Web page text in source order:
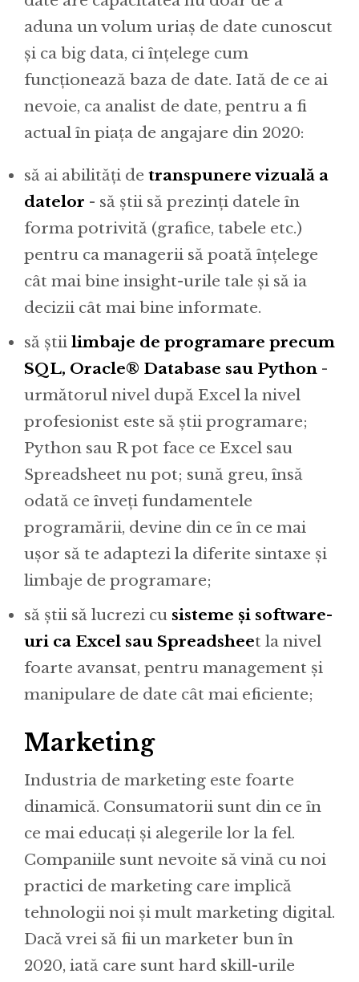
aduna un volum uriaș de date cunoscut
și ca big data, ci înțelege cum
funcționează baza de date. Iată de ce ai
nevoie, ca analist de date, pentru a fi
actual în piața de angajare din 2020:
să ai abilități de transpunere vizuală a
datelor - să știi să prezinți datele în
forma potrivită (grafice, tabele etc.)
pentru ca managerii să poată înțelege
cât mai bine insight-urile tale și să ia
decizii cât mai bine informate.
să știi limbaje de programare precum
SQL, Oracle® Database sau Python -
următorul nivel după Excel la nivel
profesionist este să știi programare;
Python sau R pot face ce Excel sau
Spreadsheet nu pot; sună greu, însă
odată ce înveți fundamentele
programării, devine din ce în ce mai
ușor să te adaptezi la diferite sintaxe și
limbaje de programare;
să știi să lucrezi cu sisteme și software-
uri ca Excel sau Spreadsheet la nivel
foarte avansat, pentru management și
manipulare de date cât mai eficiente;
Marketing
Industria de marketing este foarte
dinamică. Consumatorii sunt din ce în
ce mai educați și alegerile lor la fel.
Companiile sunt nevoite să vină cu noi
practici de marketing care implică
tehnologii noi și mult marketing digital.
Dacă vrei să fii un marketer bun în
2020, iată care sunt hard skill-urile